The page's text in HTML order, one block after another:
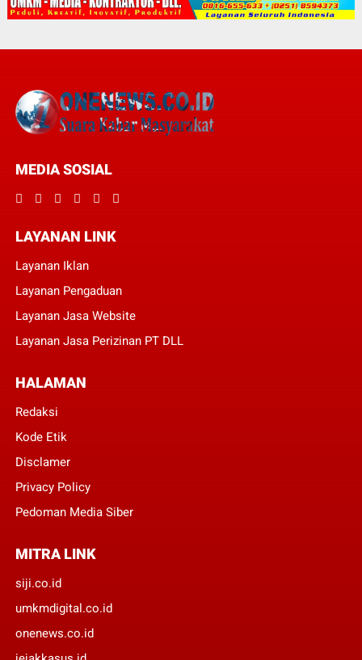
MEDIA SOSIAL
LAYANAN LINK
Layanan Iklan
Layanan Pengaduan
Layanan Jasa Website
Layanan Jasa Perizinan PT DLL
HALAMAN
Redaksi
Kode Etik
Disclamer
Privacy Policy
Pedoman Media Siber
MITRA LINK
siji.co.id
umkmdigital.co.id
onenews.co.id